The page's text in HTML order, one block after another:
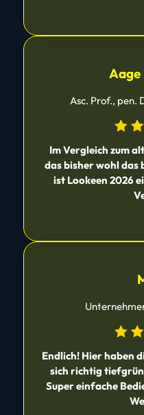
Aage
Asc. Prof., pen.
Im Vergleich zum
das bisher wohl das
ist Lookeen 2026
Endlich! Hier haben
sich richtig
Super einfache